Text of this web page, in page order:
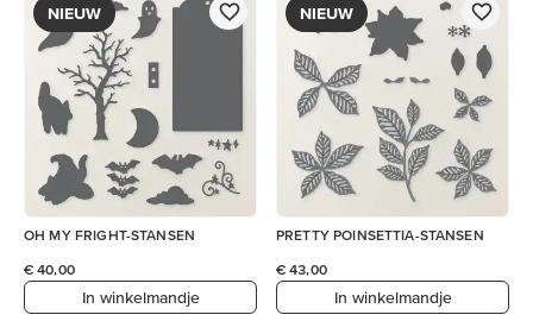
NIEUW
OH MY FRIGHT-STANSEN
€ 40,00
In winkelmandje
NIEUW
PRETTY POINSETTIA-STANSEN
€ 43,00
In winkelmandje